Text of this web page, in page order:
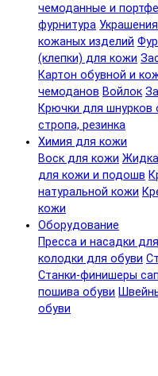
чемоданные и
фурнитура
кожаных изделий
(клепки) для кожи
Картон обувной и
чемоданов Войлок
Крючки для шнурков
стропа, резинка
Химия для кожи
Воск для кожи
для кожи и подошв
натуральной кожи
кожи
Оборудование
Пресса и насадки
колодки для обуви
Станки-финишеры
пошива обуви
обуви